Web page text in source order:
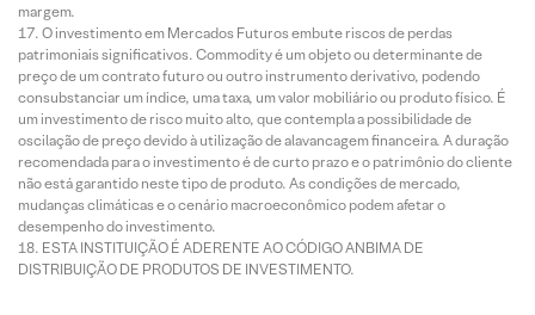
margem.
O investimento em Mercados Futuros embute riscos de perdas
patrimoniais significativos. Commodity é um objeto ou determinante de
preço de um contrato futuro ou outro instrumento derivativo, podendo
consubstanciar um índice, uma taxa, um valor mobiliário ou produto físico. É
um investimento de risco muito alto, que contempla a possibilidade de
oscilação de preço devido à utilização de alavancagem financeira. A duração
recomendada para o investimento é de curto prazo e o patrimônio do cliente
não está garantido neste tipo de produto. As condições de mercado,
mudanças climáticas e o cenário macroeconômico podem afetar o
desempenho do investimento.
ESTA INSTITUIÇÃO É ADERENTE AO CÓDIGO ANBIMA DE
DISTRIBUIÇÃO DE PRODUTOS DE INVESTIMENTO.